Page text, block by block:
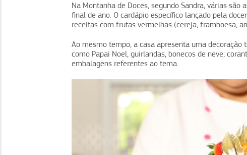
Na Montanha de Doces, segundo Sandra, várias
final de ano. O cardápio específico lançado pela
receitas com frutas vermelhas (cereja, framboesa,
Ao mesmo tempo, a casa apresenta uma
como Papai Noel, guirlandas, bonecos de neve,
embalagens referentes ao tema.